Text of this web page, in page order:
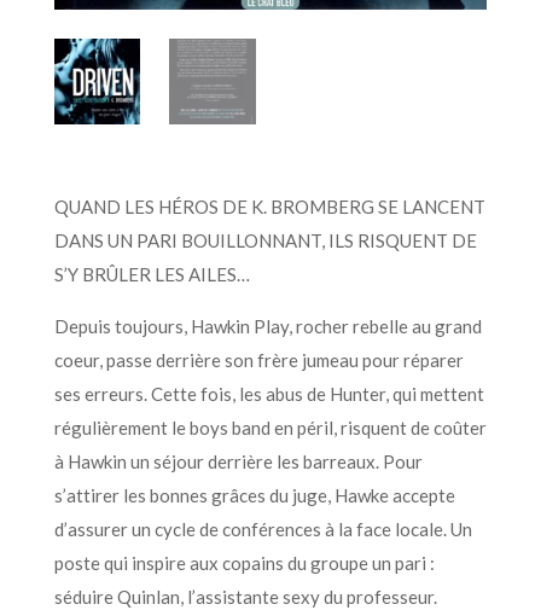
QUAND LES HÉROS DE K. BROMBERG SE LANCENT
DANS UN PARI BOUILLONNANT, ILS RISQUENT DE
S’Y BRÛLER LES AILES…
Depuis toujours, Hawkin Play, rocher rebelle au grand
coeur, passe derrière son frère jumeau pour réparer
ses erreurs. Cette fois, les abus de Hunter, qui mettent
régulièrement le boys band en péril, risquent de coûter
à Hawkin un séjour derrière les barreaux. Pour
s’attirer les bonnes grâces du juge, Hawke accepte
d’assurer un cycle de conférences à la face locale. Un
poste qui inspire aux copains du groupe un pari :
séduire Quinlan, l’assistante sexy du professeur.